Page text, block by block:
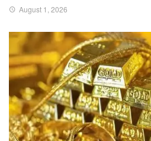
August 1, 2026